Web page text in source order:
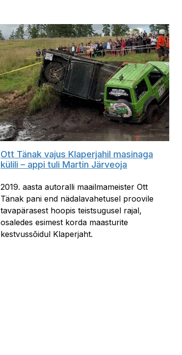
Ott Tänak vajus Klaperjahil masinaga
külili – appi tuli Martin Järveoja
2019. aasta autoralli maailmameister Ott
Tänak pani end nädalavahetusel proovile
tavapärasest hoopis teistsugusel rajal,
osaledes esimest korda maasturite
kestvussõidul Klaperjaht.